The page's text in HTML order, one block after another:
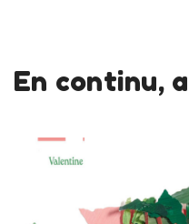
En continu,